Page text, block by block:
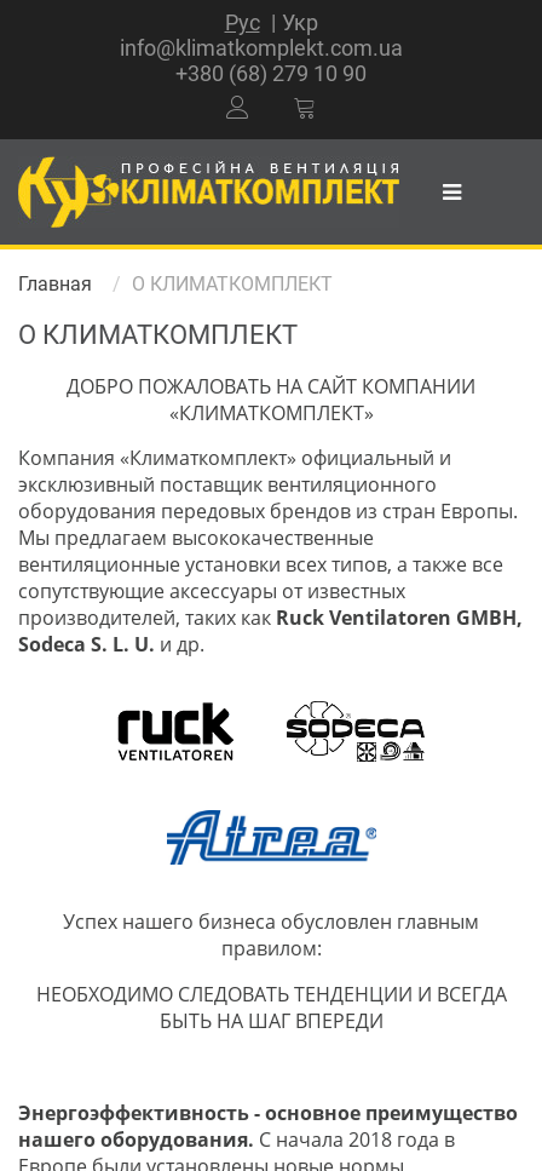
Рус
Укр
info@klimatkomplekt.com.ua
+380 (68) 279 10 90
Главная О КЛИМАТКОМПЛЕКТ
О КЛИМАТКОМПЛЕКТ
ДОБРО ПОЖАЛОВАТЬ НА САЙТ КОМПАНИИ
«КЛИМАТКОМПЛЕКТ»
Компания «Климаткомплект» официальный и
эксклюзивный поставщик вентиляционного
оборудования передовых брендов из стран Европы.
Мы предлагаем высококачественные
вентиляционные установки всех типов, а также все
сопутствующие аксессуары от известных
производителей, таких как Ruck Ventilatoren GMBH,
Sodeca S. L. U. и др.
Успех нашего бизнеса обусловлен главным
правилом:
НЕОБХОДИМО СЛЕДОВАТЬ ТЕНДЕНЦИИ И ВСЕГДА
БЫТЬ НА ШАГ ВПЕРЕДИ
Энергоэффективность - основное преимущество
нашего оборудования. С начала 2018 года в